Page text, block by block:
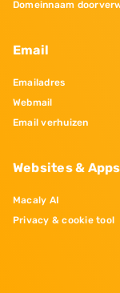
Domeinnaam
Email
Emailadres
Webmail
Email verhuizen
Websites & Apps
Macaly AI
Privacy & cookie tool